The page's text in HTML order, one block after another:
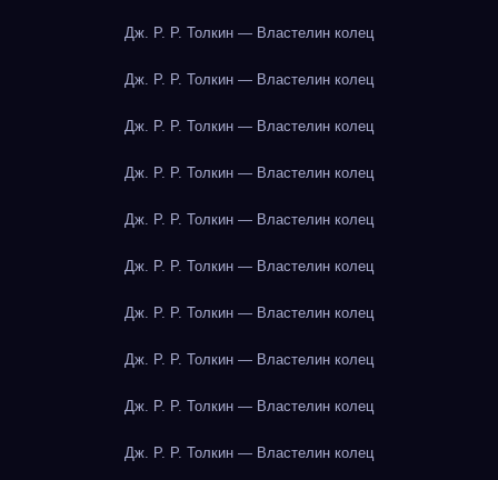
Дж. Р. Р. Толкин — Властелин колец
Дж. Р. Р. Толкин — Властелин колец
Дж. Р. Р. Толкин — Властелин колец
Дж. Р. Р. Толкин — Властелин колец
Дж. Р. Р. Толкин — Властелин колец
Дж. Р. Р. Толкин — Властелин колец
Дж. Р. Р. Толкин — Властелин колец
Дж. Р. Р. Толкин — Властелин колец
Дж. Р. Р. Толкин — Властелин колец
Дж. Р. Р. Толкин — Властелин колец